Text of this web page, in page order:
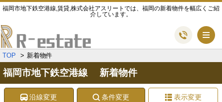
福岡市地下鉄空港線,賃貸,株式会社アスリートでは、福岡の新着物件を幅広くご紹
介しています。
TOP 新着物件
福岡市地下鉄空港線 新着物件
沿線変更 条件変更 表示変更